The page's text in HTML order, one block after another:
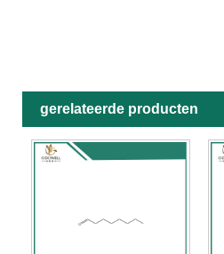
gerelateerde producten